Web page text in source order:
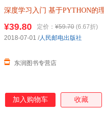
深度学习入门 基于PYTHON的
¥39.80 定价： ¥59.70 (6.67折)
东润图书专营店
2018-07-01 /人民邮电出版社
加入购物车 收藏